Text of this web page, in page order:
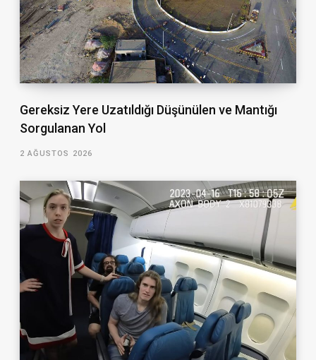
Gereksiz Yere Uzatıldığı Düşünülen ve Mantığı
Sorgulanan Yol
2 AĞUSTOS 2026